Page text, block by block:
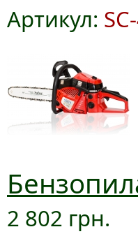
Артикул:
2 802 грн.